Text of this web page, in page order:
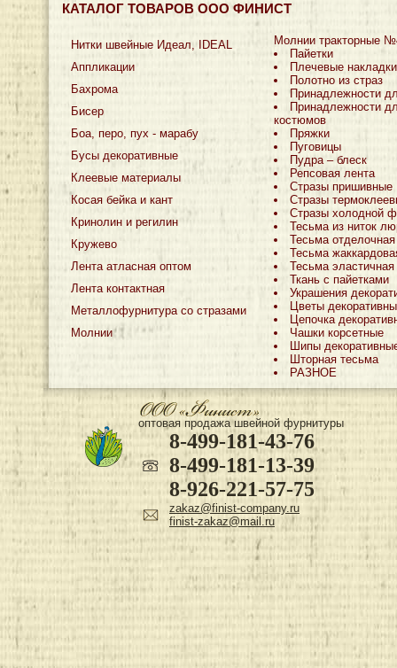
КАТАЛОГ ТОВАРОВ ООО ФИНИСТ
Нитки швейные Идеал, IDEAL
Аппликации
Бахрома
Бисер
Боа, перо, пух - марабу
Бусы декоративные
Клеевые материалы
Косая бейка и кант
Кринолин и регилин
Кружево
Лента атласная оптом
Лента контактная
Металлофурнитура со стразами
Молнии
Молнии тракторные
Пайетки
Плечевые накладки
Полотно из страз
Принадлежности
Принадлежности
костюмов
Пряжки
Пуговицы
Пудра – блеск
Репсовая лента
Стразы пришивные
Стразы
Стразы холодной
Тесьма из ниток
Тесьма отделочная
Тесьма
Тесьма эластичная
Ткань с пайетками
Украшения
Цветы
Цепочка
Чашки корсетные
Шипы
Шторная тесьма
РАЗНОЕ
оптовая продажа швейной фурнитуры
8-499-181-43-76
8-499-181-13-39
8-926-221-57-75
zakaz@finist-company.ru
finist-zakaz@mail.ru